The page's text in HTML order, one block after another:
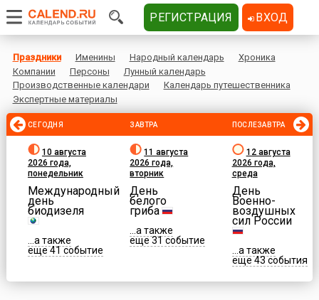
Праздники Именины Народный календарь
Хроника
Компании
Персоны
Лунный календарь
Производственные календари
Календарь путешественника
Экспертные материалы
СЕГОДНЯ
10 августа
2026 года,
понедельник
Международный
день
биодизеля
...а также
еще 41 событие
ЗАВТРА
11 августа
2026 года,
вторник
День
белого
гриба
...а также
еще 31 событие
ПОСЛЕЗАВТРА
12 августа
2026 года,
среда
День
Военно-
воздушных
сил России
...а также
еще 43 события
РЕГИСТРАЦИЯ ВХОД